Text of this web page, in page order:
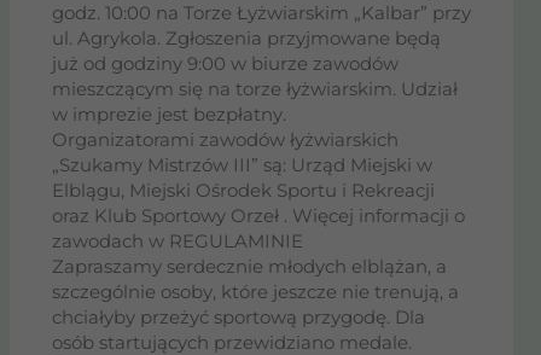
godz. 10:00 na Torze Łyżwiarskim „Kalbar” przy
ul. Agrykola. Zgłoszenia przyjmowane będą
już od godziny 9:00 w biurze zawodów
mieszczącym się na torze łyżwiarskim. Udział
w imprezie jest bezpłatny.
Organizatorami zawodów łyżwiarskich
„Szukamy Mistrzów III” są: Urząd Miejski w
Elblągu, Miejski Ośrodek Sportu i Rekreacji
oraz Klub Sportowy Orzeł . Więcej informacji o
zawodach w REGULAMINIE
Zapraszamy serdecznie młodych elblążan, a
szczególnie osoby, które jeszcze nie trenują, a
chciałyby przeżyć sportową przygodę. Dla
osób startujących przewidziano medale.